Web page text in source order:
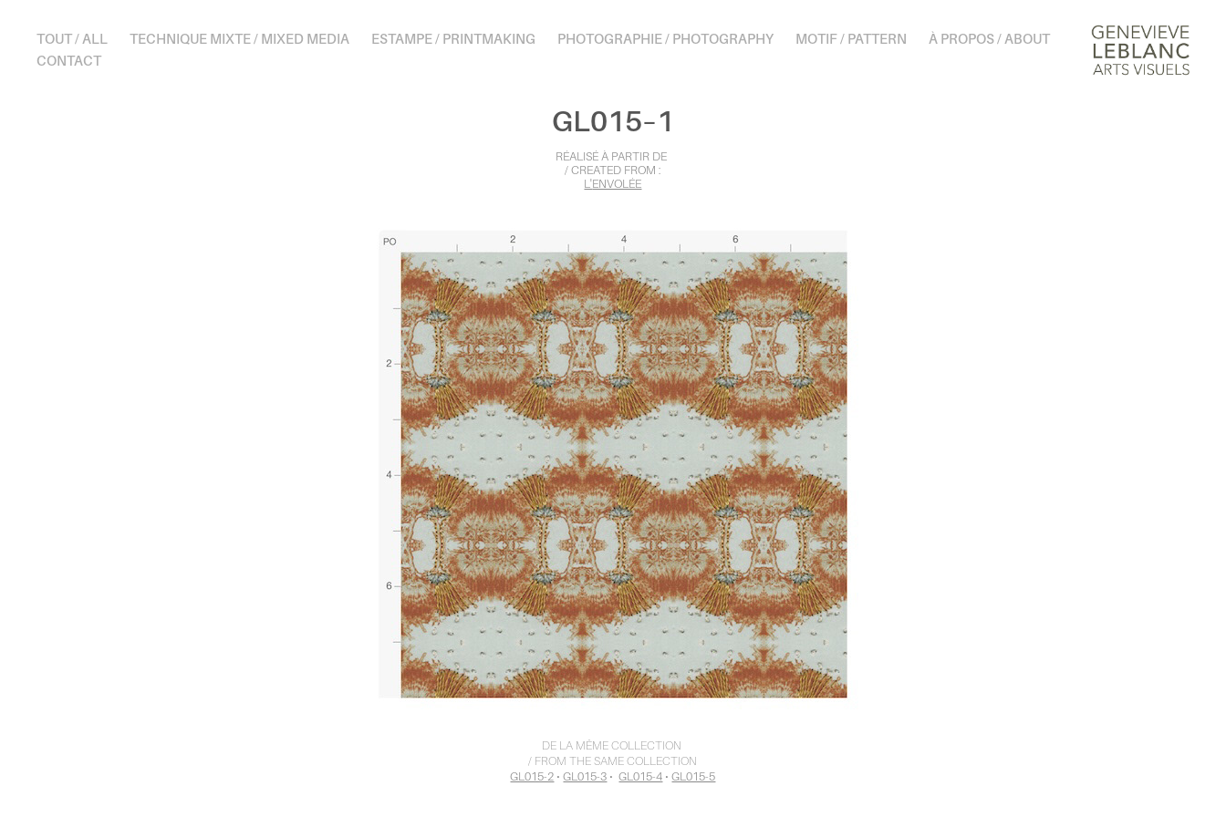
TOUT / ALL TECHNIQUE MIXTE / MIXED MEDIA ESTAMPE / PRINTMAKING PHOTOGRAPHIE / PHOTOGRAPHY MOTIF / PATTERN
À PROPOS / ABOUT
CONTACT
GL015–1
RÉALISÉ À PARTIR DE
/ CREATED FROM :
L'ENVOLÉE
DE LA MÊME COLLECTION
/ FROM THE SAME COLLECTION
GL015-2 •GL015-3 •GL015-4 •GL015-5